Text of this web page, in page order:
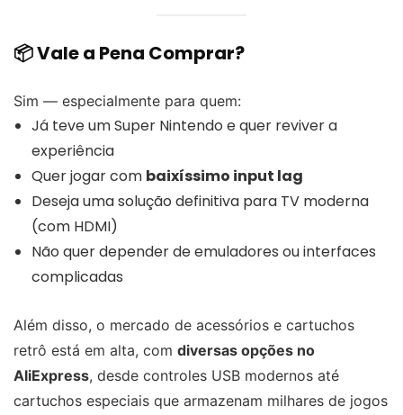
📦 Vale a Pena Comprar?
Sim — especialmente para quem:
Já teve um Super Nintendo e quer reviver a
experiência
Quer jogar com baixíssimo input lag
Deseja uma solução definitiva para TV moderna
(com HDMI)
Não quer depender de emuladores ou interfaces
complicadas
Além disso, o mercado de acessórios e cartuchos
retrô está em alta, com diversas opções no
AliExpress, desde controles USB modernos até
cartuchos especiais que armazenam milhares de jogos